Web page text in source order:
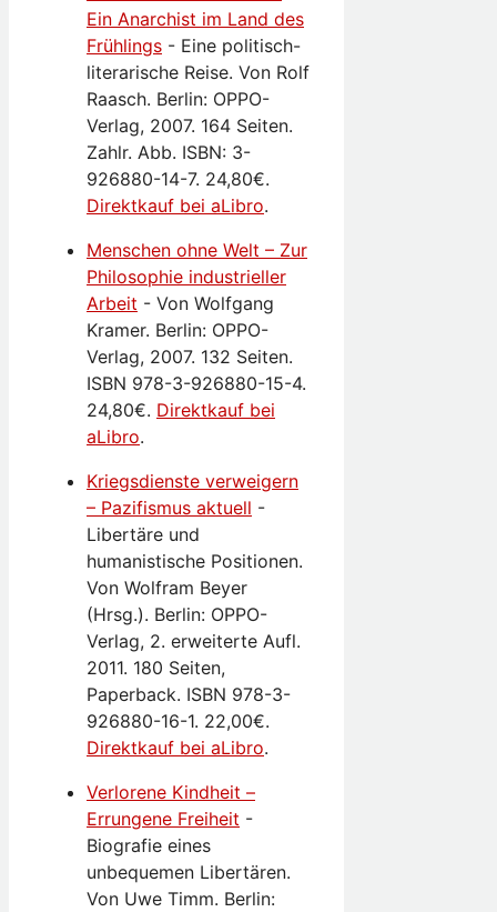
Ein Anarchist im Land des
Frühlings - Eine politisch-
literarische Reise. Von Rolf
Raasch. Berlin: OPPO-
Verlag, 2007. 164 Seiten.
Zahlr. Abb. ISBN: 3-
926880-14-7. 24,80€.
Direktkauf bei aLibro.
Menschen ohne Welt – Zur
Philosophie industrieller
Arbeit - Von Wolfgang
Kramer. Berlin: OPPO-
Verlag, 2007. 132 Seiten.
ISBN 978-3-926880-15-4.
24,80€. Direktkauf bei
aLibro.
Kriegsdienste verweigern
– Pazifismus aktuell -
Libertäre und
humanistische Positionen.
Von Wolfram Beyer
(Hrsg.). Berlin: OPPO-
Verlag, 2. erweiterte Aufl.
2011. 180 Seiten,
Paperback. ISBN 978-3-
926880-16-1. 22,00€.
Direktkauf bei aLibro.
Verlorene Kindheit –
Errungene Freiheit -
Biografie eines
unbequemen Libertären.
Von Uwe Timm. Berlin: